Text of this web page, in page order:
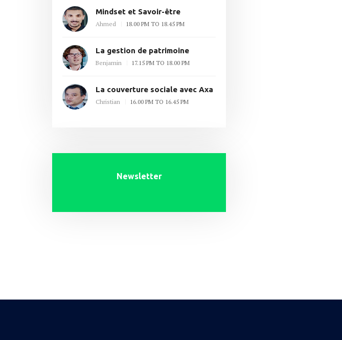
Mindset et Savoir-être
Ahmed 18.00 PM TO 18.45 PM
La gestion de patrimoine
Benjamin 17.15 PM TO 18.00 PM
La couverture sociale avec Axa
Christian 16.00 PM TO 16.45 PM
Newsletter